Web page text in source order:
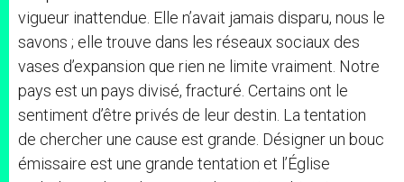
vigueur inattendue. Elle n’avait jamais disparu, nous le
savons ; elle trouve dans les réseaux sociaux des
vases d’expansion que rien ne limite vraiment. Notre
pays est un pays divisé, fracturé. Certains ont le
sentiment d’être privés de leur destin. La tentation
de chercher une cause est grande. Désigner un bouc
émissaire est une grande tentation et l’Église